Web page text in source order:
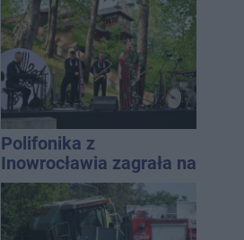
miasto jest jednym z
najbardziej narażonych
na upały
Polifonika z
Inowrocławia zagrała na
Harendzie. Muzyczny
hołd dla Jana
Kasprowicza